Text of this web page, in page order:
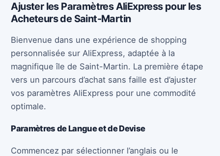
Ajuster les Paramètres AliExpress pour les
Acheteurs de Saint-Martin
Bienvenue dans une expérience de shopping
personnalisée sur AliExpress, adaptée à la
magnifique île de Saint-Martin. La première étape
vers un parcours d’achat sans faille est d’ajuster
vos paramètres AliExpress pour une commodité
optimale.
Paramètres de Langue et de Devise
Commencez par sélectionner l’anglais ou le